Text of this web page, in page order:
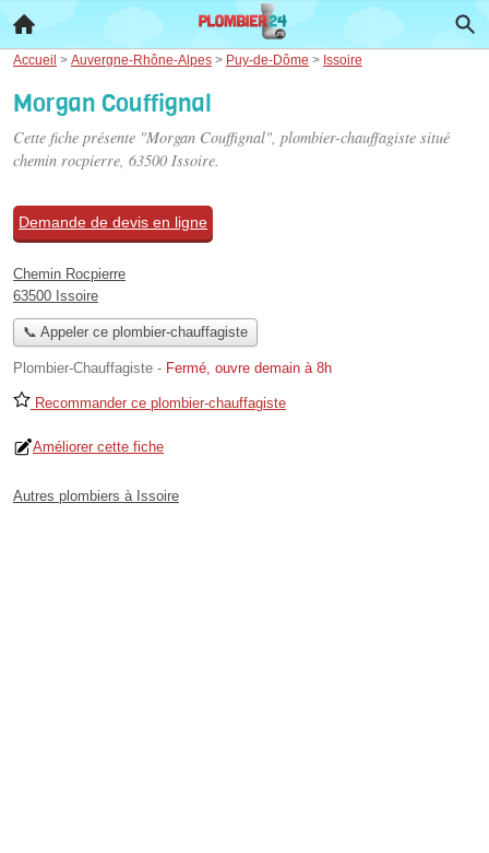
Accueil > Auvergne-Rhône-Alpes > Puy-de-Dôme > Issoire
Morgan Couffignal
Cette fiche présente "Morgan Couffignal", plombier-chauffagiste situé
chemin rocpierre, 63500 Issoire.
Demande de devis en ligne
Chemin Rocpierre
63500 Issoire
📞 Appeler ce plombier-chauffagiste
Plombier-Chauffagiste - Fermé, ouvre demain à 8h
Recommander ce plombier-chauffagiste
Améliorer cette fiche
Autres plombiers à Issoire